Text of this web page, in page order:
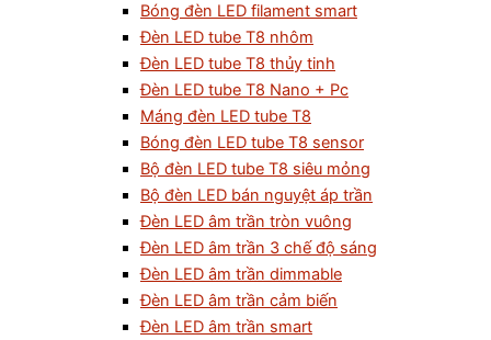
Bóng đèn LED filament smart
Đèn LED tube T8 nhôm
Đèn LED tube T8 thủy tinh
Đèn LED tube T8 Nano + Pc
Máng đèn LED tube T8
Bóng đèn LED tube T8 sensor
Bộ đèn LED tube T8 siêu mỏng
Bộ đèn LED bán nguyệt áp trần
Đèn LED âm trần tròn vuông
Đèn LED âm trần 3 chế độ sáng
Đèn LED âm trần dimmable
Đèn LED âm trần cảm biến
Đèn LED âm trần smart